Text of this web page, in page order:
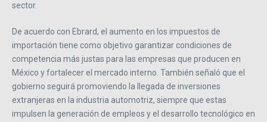
sector.
De acuerdo con Ebrard, el aumento en los impuestos de
importación tiene como objetivo garantizar condiciones de
competencia más justas para las empresas que producen en
México y fortalecer el mercado interno. También señaló que el
gobierno seguirá promoviendo la llegada de inversiones
extranjeras en la industria automotriz, siempre que estas
impulsen la generación de empleos y el desarrollo tecnológico en